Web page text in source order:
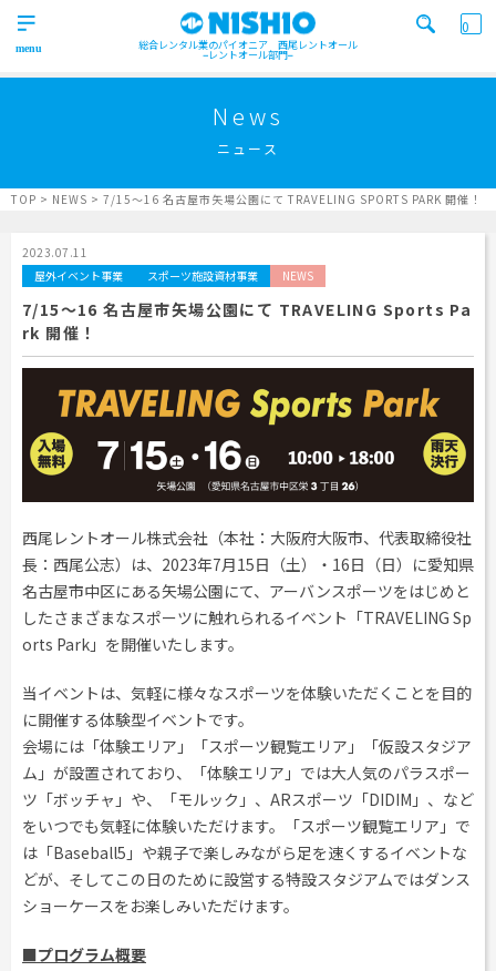
総合レンタル業のパイオニア 西尾レントオール
レントオール部門
Product
Works
Business
屋外イベント事業
Outdoor event business
屋内イベント事業
トレーラーハウス事業
Trailer house business
Construction tent / tent warehouse business
木造モジュール事業
Wooden module business
スポーツ施設資材事業
Sports facility materials business
地面養生事業
Ground curing business
映像・中継機機レンタル事業
Video / relay equipment rental business
地域密着イベント
Community-based event business
キッズ・アミューズメント事業
Kids amusement business
フランチャイズ事業
営業所一覧
Office
ニュース
ニュース
Blog
協賛実績
Sponsorships
レンタルシステムのご案内
Guidance
ご利用規約
Privacy policy
よくあるご質問
Q & A
プロセス
Process
イベント会場の設営／施工について
Event Set Up
Company
個人情報保護方針
Privacy policy
サイトマップ
Site map
お問合せ
Contact
0
実績
商品 ニュース/ブログ
キーワード検索
検索する
News
ニュース
TOP > NEWS > 7/15～16 名古屋市矢場公園にて TRAVELING SPORTS PARK 開催！
2023.07.11
屋外イベント事業
スポーツ施設資材事業 NEWS
7/15～16 名古屋市矢場公園にて TRAVELING Sports Pa
rk 開催！
西尾レントオール株式会社（本社：大阪府大阪市、代表取締役社
長：西尾公志）は、2023年7月15日（土）・16日（日）に愛知県
名古屋市中区にある矢場公園にて、アーバンスポーツをはじめと
したさまざまなスポーツに触れられるイベント「TRAVELING Sp
orts Park」を開催いたします。
当イベントは、気軽に様々なスポーツを体験いただくことを目的
に開催する体験型イベントです。
会場には「体験エリア」「スポーツ観覧エリア」「仮設スタジア
ム」が設置されており、「体験エリア」では大人気のパラスポー
ツ「ボッチャ」や、「モルック」、ARスポーツ「DIDIM」、など
をいつでも気軽に体験いただけます。「スポーツ観覧エリア」で
は「Baseball5」や親子で楽しみながら足を速くするイベントな
どが、そしてこの日のために設営する特設スタジアムではダンス
ショーケースをお楽しみいただけます。
■プログラム概要